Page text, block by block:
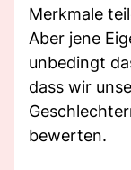
Merkmale
Aber jene
unbedingt
dass wir
bewerten.